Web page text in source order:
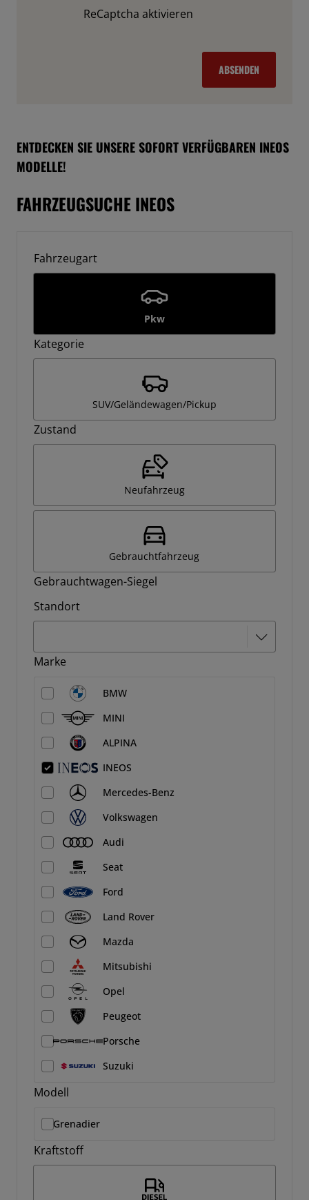
ReCaptcha aktivieren
ABSENDEN
ENTDECKEN SIE UNSERE SOFORT VERFÜGBAREN INEOS
MODELLE!
FAHRZEUGSUCHE INEOS
Fahrzeugart
Pkw
Kategorie
SUV/Geländewagen/Pickup
Zustand
Neufahrzeug
Gebrauchtfahrzeug
Gebrauchtwagen-Siegel
Standort
Marke
BMW
MINI
ALPINA
INEOS
Mercedes-Benz
Volkswagen
Audi
Seat
Ford
Land Rover
Mazda
Mitsubishi
Opel
Peugeot
Porsche
Suzuki
Modell
Grenadier
Kraftstoff